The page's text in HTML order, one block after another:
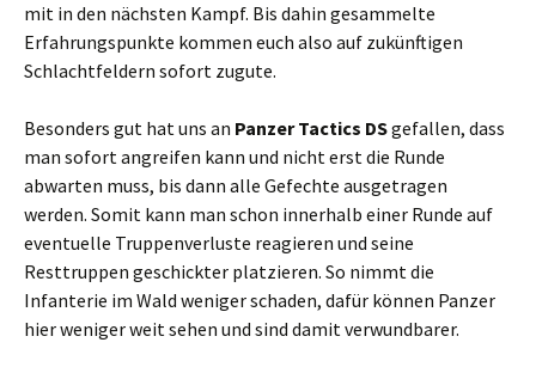
mit in den nächsten Kampf. Bis dahin gesammelte
Erfahrungspunkte kommen euch also auf zukünftigen
Schlachtfeldern sofort zugute.
Besonders gut hat uns an Panzer Tactics DSgefallen, dass
man sofort angreifen kann und nicht erst die Runde
abwarten muss, bis dann alle Gefechte ausgetragen
werden. Somit kann man schon innerhalb einer Runde auf
eventuelle Truppenverluste reagieren und seine
Resttruppen geschickter platzieren. So nimmt die
Infanterie im Wald weniger schaden, dafür können Panzer
hier weniger weit sehen und sind damit verwundbarer.